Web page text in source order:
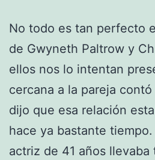
No todo es tan perfecto
de Gwyneth Paltrow y
ellos nos lo intentan
cercana a la pareja
dijo que esa relación
hace ya bastante
actriz de 41 años